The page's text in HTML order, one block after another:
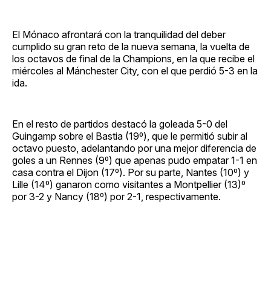
El Mónaco afrontará con la tranquilidad del deber
cumplido su gran reto de la nueva semana, la vuelta de
los octavos de final de la Champions, en la que recibe el
miércoles al Mánchester City, con el que perdió 5-3 en la
ida.
En el resto de partidos destacó la goleada 5-0 del
Guingamp sobre el Bastia (19º), que le permitió subir al
octavo puesto, adelantando por una mejor diferencia de
goles a un Rennes (9º) que apenas pudo empatar 1-1 en
casa contra el Dijon (17º). Por su parte, Nantes (10º) y
Lille (14º) ganaron como visitantes a Montpellier (13)º
por 3-2 y Nancy (18º) por 2-1, respectivamente.